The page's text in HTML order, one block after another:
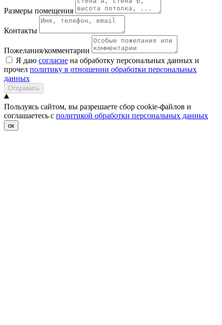
Размеры помещения
Контакты
Пожелания/комментарии
Я даю согласие на обработку персональных данных и
прочел политику в отношении обработки персональных
данных
Отправить
Пользуясь сайтом, вы разрешаете сбор cookie-файлов и
соглашаетесь с политикой обработки персональных данных
ок